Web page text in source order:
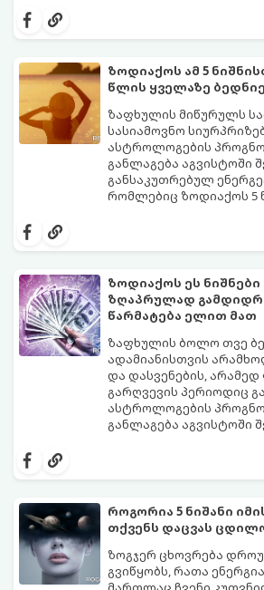
იჩენდა და
სურვილების
მკაცრ კონტროლს.
თანდათან შეიცვლება.
პრობლემები,
გეგონათ, უკან
გაჩნდება მეტი ნდობა
რთული პერიოდის
შეძლებენ
ახალი
ზოდიაქოს ამ 5
წლის ყველაზე
ზაფხულის მიწურულს
სასიამოვნო
ასტროლოგების
განლაგება აგვისტოში
განსაკუთრებულ
რომლებიც ზოდიაქოს 5
ყველაზე ბედნიერი თვე
ზოდიაქოს ეს ნიშნები
ზღაპრულად
წარმატება ელით მათ
ზაფხულის ბოლო თვე
ადამიანისთვის
და დასვენების, არამედ
გარღვევის პერიოდიც
ასტროლოგების
განლაგება აგვისტოში
ზოდიაქოს 4 ნიშანს
შორის, ვისაც
როგორია 5 ნიშანი
თქვენს დაცვას
ზოგჯერ ცხოვრება
გვიწყობს, რათა